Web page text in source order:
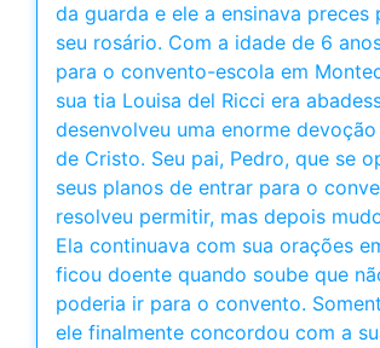
da guarda e ele a ensinava preces
seu rosário. Com a idade de 6
para o convento-escola em
sua tia Louisa del Ricci era
desenvolveu uma enorme
de Cristo. Seu pai, Pedro, que se
seus planos de entrar para o
resolveu permitir, mas depois
Ela continuava com sua orações
ficou doente quando soube que
poderia ir para o convento.
ele finalmente concordou com a